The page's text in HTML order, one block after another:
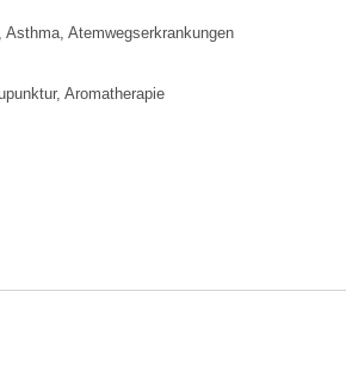
Atemwegserkrankungen
Aromatherapie